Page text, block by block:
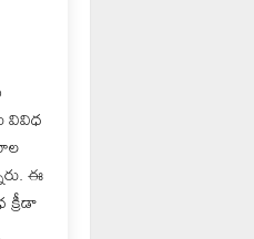
వివిధ
ఈ
క్రీడా